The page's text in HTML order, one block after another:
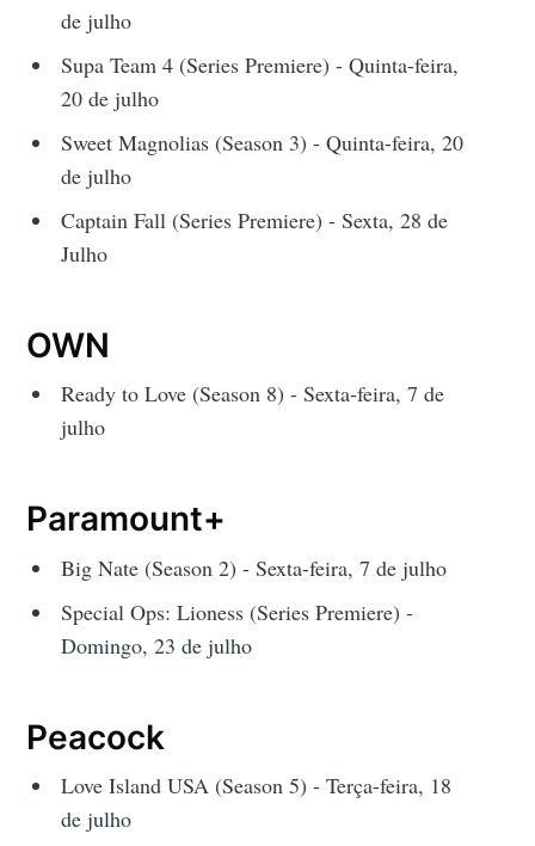
de julho
Supa Team 4 (Series Premiere) - Quinta-feira,
20 de julho
Sweet Magnolias (Season 3) - Quinta-feira, 20
de julho
Captain Fall (Series Premiere) - Sexta, 28 de
Julho
OWN
Ready to Love (Season 8) - Sexta-feira, 7 de
julho
Paramount+
Big Nate (Season 2) - Sexta-feira, 7 de julho
Special Ops: Lioness (Series Premiere) -
Domingo, 23 de julho
Peacock
Love Island USA (Season 5) - Terça-feira, 18
de julho